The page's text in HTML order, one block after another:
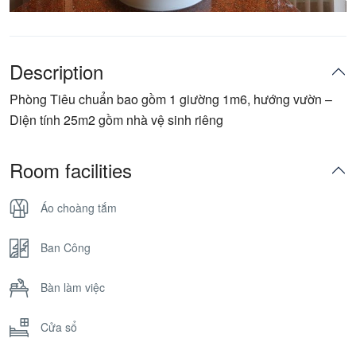
Description
Phòng Tiêu chuẩn bao gồm 1 giường 1m6, hướng vườn –
Diện tính 25m2 gồm nhà vệ sinh riêng
Room facilities
Áo choàng tắm
Ban Công
Bàn làm việc
Cửa sổ